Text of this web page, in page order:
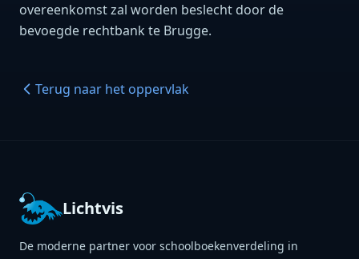
overeenkomst zal worden beslecht door de
bevoegde rechtbank te Brugge.
Terug naar het oppervlak
Lichtvis
De moderne partner voor schoolboekenverdeling in